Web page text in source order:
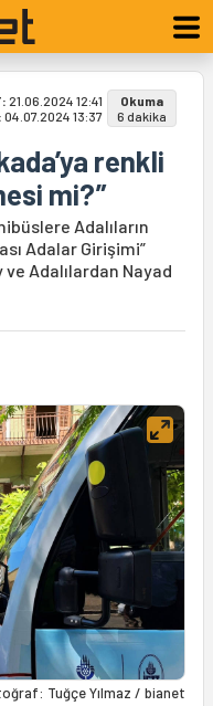
21.06.2024 12:41
04.07.2024 13:37
Okuma
6 dakika
renkli
mi?”
Adalıların
Adalar Girişimi”
Adalılardan Nayad
Tuğçe Yılmaz / bianet